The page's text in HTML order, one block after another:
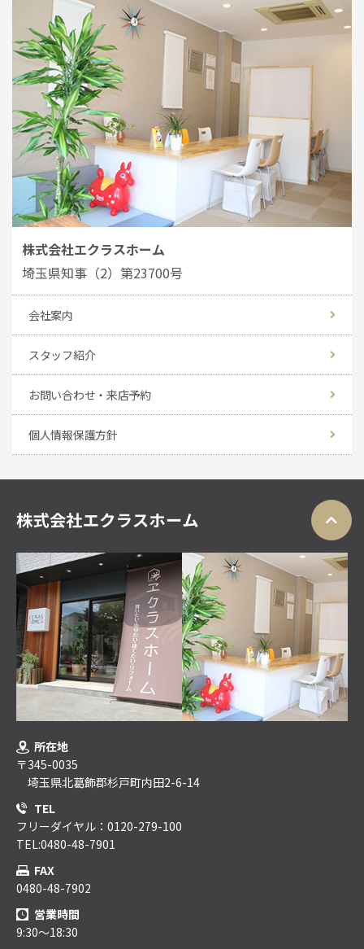
株式会社エクラスホーム
埼玉県知事（2）第23700号
会社案内
スタッフ紹介
お問い合わせ・来店予約
個人情報保護方針
所在地
〒345-0035
埼玉県北葛飾郡杉戸町内田2-6-14
TEL
フリーダイヤル：0120-279-100
TEL:0480-48-7901
FAX
0480-48-7902
営業時間
9:30～18:30